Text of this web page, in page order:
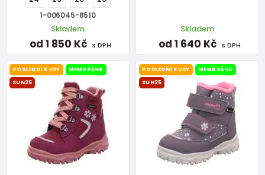
1-006045-8510
Skladem
od 1 850 Kč s DPH
Skladem
od 1 640 Kč s DPH
POSLEDNÍ KUSY
MEMBRÁNA
SUN25
POSLEDNÍ KUSY
MEMBRÁNA
SUN25